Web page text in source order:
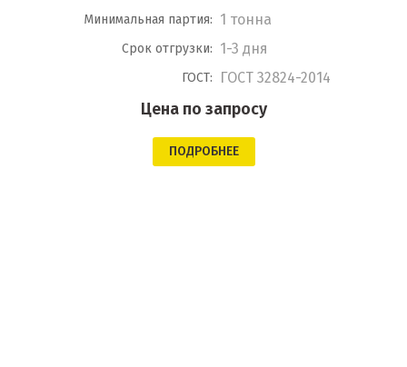
Минимальная партия: 1 тонна
Срок отгрузки: 1-3 дня
ГОСТ: ГОСТ 32824-2014
Цена по запросу
ПОДРОБНЕЕ